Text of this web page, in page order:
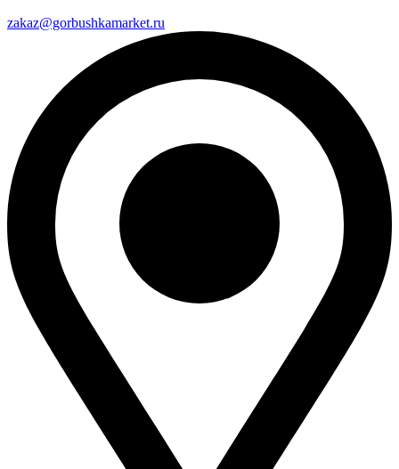
zakaz@gorbushkamarket.ru